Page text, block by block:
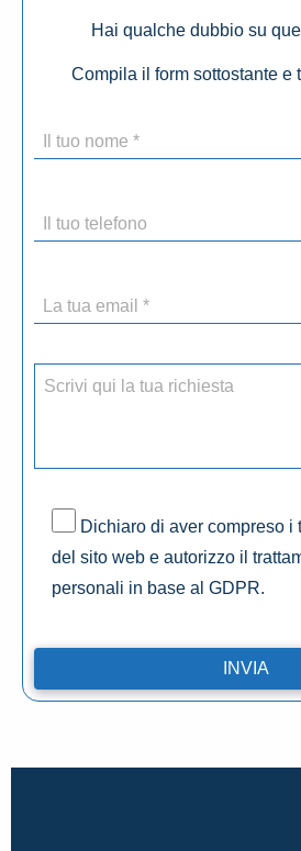
Hai qualche dubbio su
Compila il form sottostante e
Dichiaro di aver compreso i
del sito web e autorizzo il
personali in base al GDPR.